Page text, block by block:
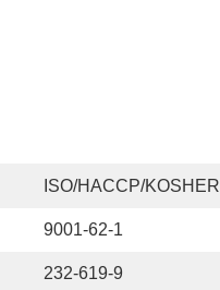
ISO/HACCP/KOSHER
9001-62-1
232-619-9